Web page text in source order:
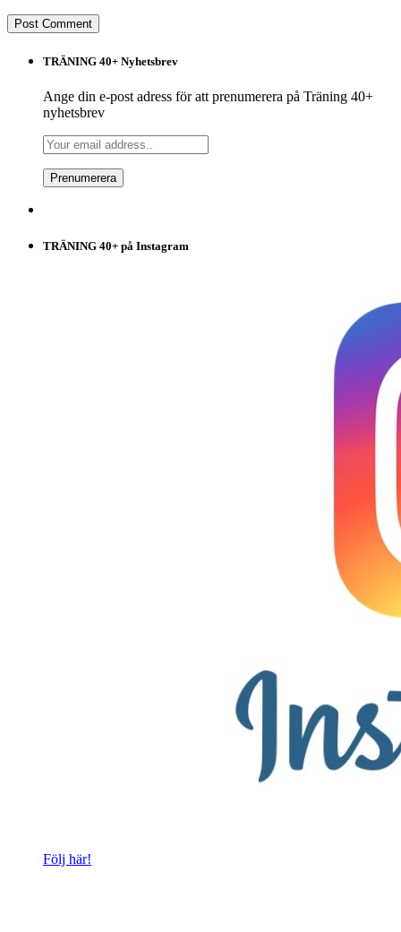
TRÄNING 40+ Nyhetsbrev
Ange din e-post adress för att prenumerera på Träning 40+
nyhetsbrev
TRÄNING 40+ på Instagram
Följ här!